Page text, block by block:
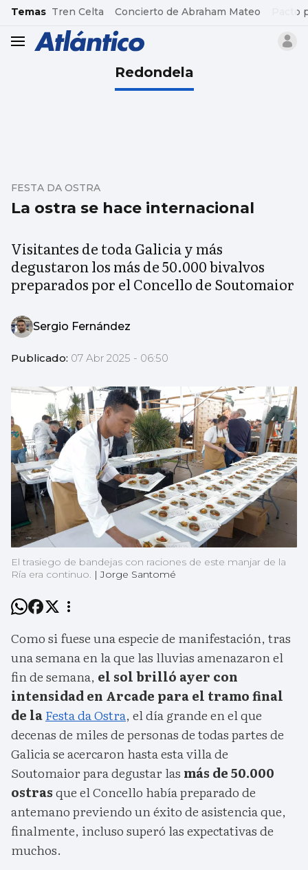
common.go-to-content
Temas Tren Celta Concierto de Abraham Mateo Pacto
header.menu.open
Redondela
La ostra se hace internacional
FESTA DA OSTRA
Visitantes de toda Galicia y más
degustaron los más de 50.000 bivalvos
preparados por el Concello de Soutomaior
Sergio Fernández
Publicado: 07 Abr 2025 - 06:50
El trasiego de bandejas con raciones de este manjar de la
Ría era continuo. |Jorge Santomé
Como si fuese una especie de manifestación, tras
una semana en la que las lluvias amenazaron el
fin de semana, el sol brilló ayer con
intensidad en Arcade para el tramo final
de laFesta da Ostra, el día grande en el que
decenas de miles de personas de todas partes de
Galicia se acercaron hasta esta villa de
Soutomaior para degustar las más de 50.000
ostrasque el Concello había preparado de
antemano previendo un éxito de asistencia que,
finalmente, incluso superó las expectativas de
muchos.